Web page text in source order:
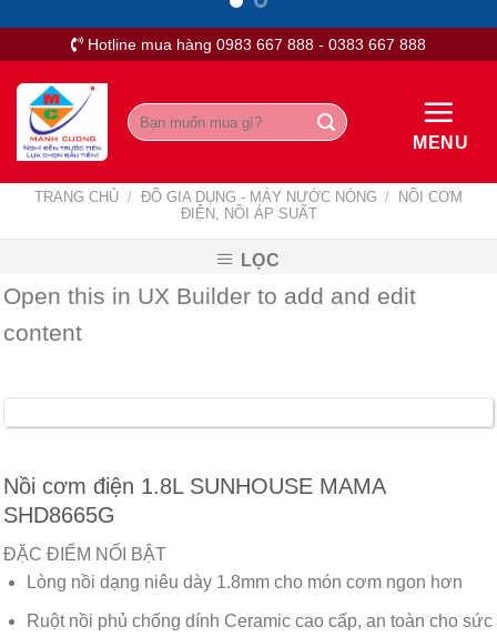
Hotline mua hàng 0983 667 888 - 0383 667 888
Tìm
kiếm:
MENU
TRANG CHỦ / ĐỒ GIA DỤNG - MÁY NƯỚC NÓNG /
NỒI CƠM
ĐIỆN, NỒI ÁP SUẤT
LỌC
Open this in UX Builder to add and edit
content
Nồi cơm điện 1.8L SUNHOUSE MAMA
SHD8665G
ĐẶC ĐIỂM NỔI BẬT
Lòng nồi dạng niêu dày 1.8mm cho món cơm ngon hơn
Ruột nồi phủ chống dính Ceramic cao cấp, an toàn cho sức